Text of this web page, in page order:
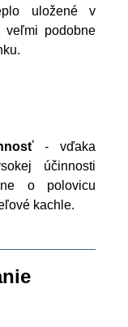
uložené v
veľmi podobne
- vďaka
účinnosti
o polovicu
kachle.